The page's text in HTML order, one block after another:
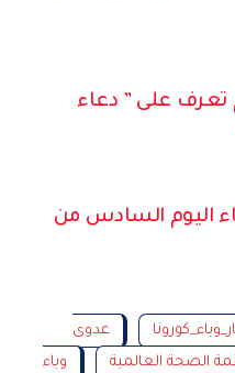
تعرف على ” دعاء
اليوم السادس من
عدوى
الصحة العالمية
وباء